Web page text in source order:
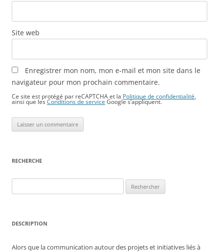
Site web
Enregistrer mon nom, mon e-mail et mon site dans le
navigateur pour mon prochain commentaire.
Ce site est protégé par reCAPTCHA et la Politique de confidentialité
ainsi que lesConditions de service Google s’appliquent.
RECHERCHE
DESCRIPTION
Alors que la communication autour des projets et initiatives liés à